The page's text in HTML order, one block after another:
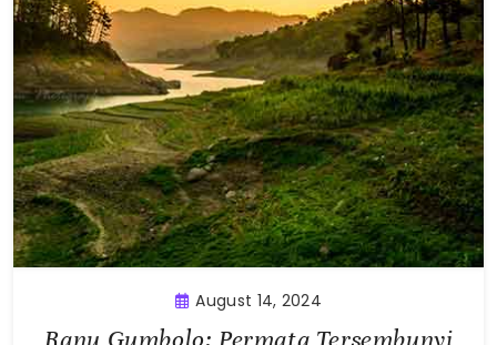
August 14, 2024